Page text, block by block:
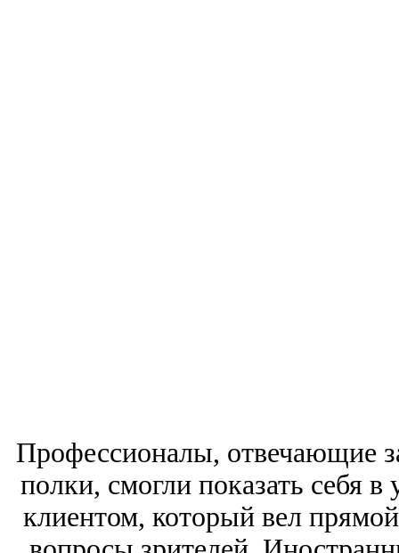
Профессионалы, отвечающие
полки, смогли показать себя
клиентом, который вел